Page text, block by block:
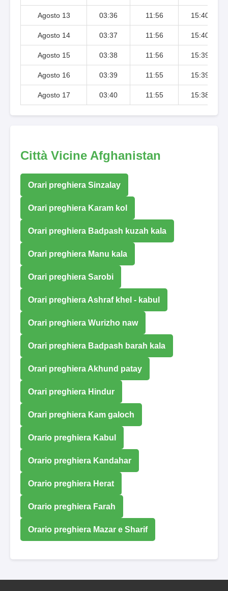
Agosto 13 03:36 11:56 15:40
Agosto 14 03:37 11:56 15:40
Agosto 15 03:38 11:56 15:39
Agosto 16 03:39 11:55 15:39
Agosto 17 03:40 11:55 15:38
Città Vicine Afghanistan
Orari preghiera Sinzalay
Orari preghiera Karam kol
Orari preghiera Badpash kuzah kala
Orari preghiera Manu kala
Orari preghiera Sarobi
Orari preghiera Ashraf khel - kabul
Orari preghiera Wurizho naw
Orari preghiera Badpash barah kala
Orari preghiera Akhund patay
Orari preghiera Hindur
Orari preghiera Kam galoch
Orario preghiera Kabul
Orario preghiera Kandahar
Orario preghiera Herat
Orario preghiera Farah
Orario preghiera Mazar e Sharif